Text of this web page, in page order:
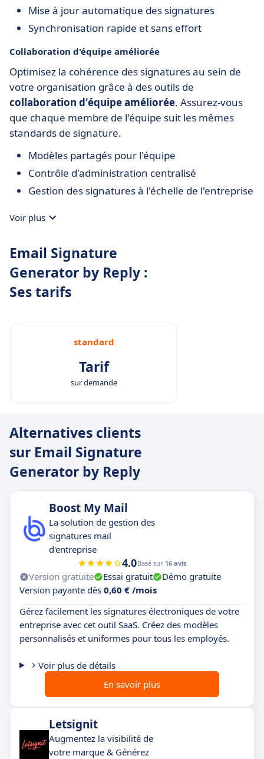
Mise à jour automatique des signatures
Synchronisation rapide et sans effort
Collaboration d'équipe améliorée
Optimisez la cohérence des signatures au sein de
votre organisation grâce à des outils de
collaboration d'équipe améliorée. Assurez-vous
que chaque membre de l'équipe suit les mêmes
standards de signature.
Modèles partagés pour l'équipe
Contrôle d'administration centralisé
Gestion des signatures à l'échelle de l'entreprise
Voir plus
Email Signature
Generator by Reply :
Ses tarifs
standard
Tarif
sur demande
Alternatives clients
sur Email Signature
Generator by Reply
Boost My Mail
La solution de gestion des
signatures mail
d'entreprise
4.0Basé sur 16 avis
Version gratuite Essai gratuit
Démo gratuite
Version payante dès 0,60 € /mois
Gérez facilement les signatures électroniques de votre
entreprise avec cet outil SaaS. Créez des modèles
personnalisés et uniformes pour tous les employés.
Voir plus de détails
En savoir plus
Letsignit
Augmentez la visibilité de
votre marque & Générez